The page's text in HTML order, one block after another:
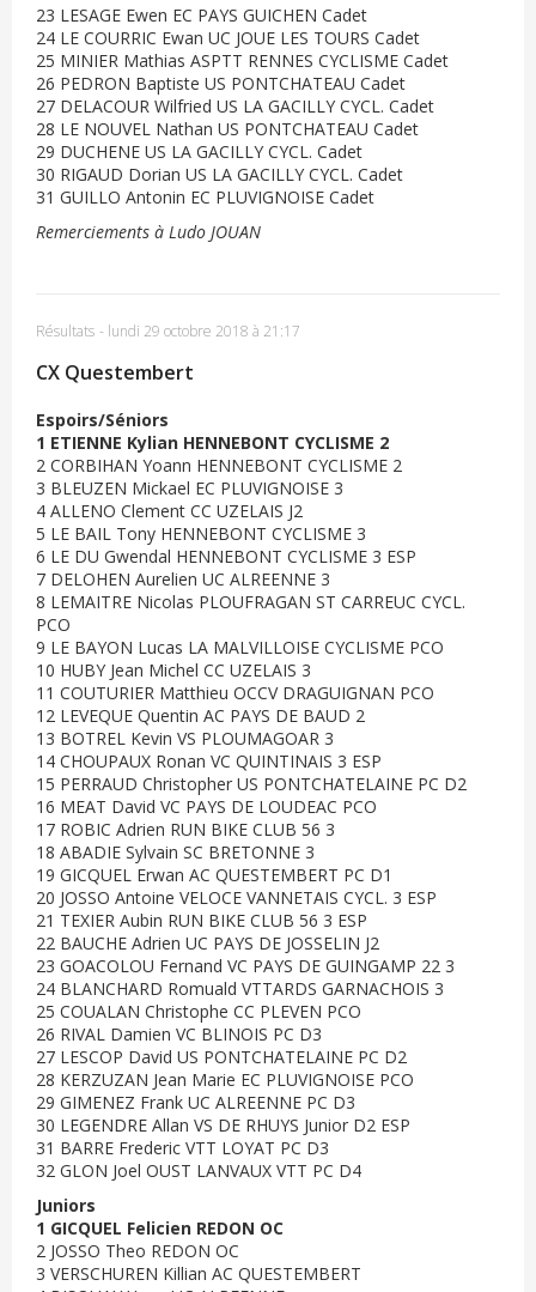
23 LESAGE Ewen EC PAYS GUICHEN Cadet
24 LE COURRIC Ewan UC JOUE LES TOURS Cadet
25 MINIER Mathias ASPTT RENNES CYCLISME Cadet
26 PEDRON Baptiste US PONTCHATEAU Cadet
27 DELACOUR Wilfried US LA GACILLY CYCL. Cadet
28 LE NOUVEL Nathan US PONTCHATEAU Cadet
29 DUCHENE US LA GACILLY CYCL. Cadet
30 RIGAUD Dorian US LA GACILLY CYCL. Cadet
31 GUILLO Antonin EC PLUVIGNOISE Cadet
Remerciements à Ludo JOUAN
Résultats - lundi 29 octobre 2018 à 21:17
CX Questembert
Espoirs/Séniors
1 ETIENNE Kylian HENNEBONT CYCLISME 2
2 CORBIHAN Yoann HENNEBONT CYCLISME 2
3 BLEUZEN Mickael EC PLUVIGNOISE 3
4 ALLENO Clement CC UZELAIS J2
5 LE BAIL Tony HENNEBONT CYCLISME 3
6 LE DU Gwendal HENNEBONT CYCLISME 3 ESP
7 DELOHEN Aurelien UC ALREENNE 3
8 LEMAITRE Nicolas PLOUFRAGAN ST CARREUC CYCL.
PCO
9 LE BAYON Lucas LA MALVILLOISE CYCLISME PCO
10 HUBY Jean Michel CC UZELAIS 3
11 COUTURIER Matthieu OCCV DRAGUIGNAN PCO
12 LEVEQUE Quentin AC PAYS DE BAUD 2
13 BOTREL Kevin VS PLOUMAGOAR 3
14 CHOUPAUX Ronan VC QUINTINAIS 3 ESP
15 PERRAUD Christopher US PONTCHATELAINE PC D2
16 MEAT David VC PAYS DE LOUDEAC PCO
17 ROBIC Adrien RUN BIKE CLUB 56 3
18 ABADIE Sylvain SC BRETONNE 3
19 GICQUEL Erwan AC QUESTEMBERT PC D1
20 JOSSO Antoine VELOCE VANNETAIS CYCL. 3 ESP
21 TEXIER Aubin RUN BIKE CLUB 56 3 ESP
22 BAUCHE Adrien UC PAYS DE JOSSELIN J2
23 GOACOLOU Fernand VC PAYS DE GUINGAMP 22 3
24 BLANCHARD Romuald VTTARDS GARNACHOIS 3
25 COUALAN Christophe CC PLEVEN PCO
26 RIVAL Damien VC BLINOIS PC D3
27 LESCOP David US PONTCHATELAINE PC D2
28 KERZUZAN Jean Marie EC PLUVIGNOISE PCO
29 GIMENEZ Frank UC ALREENNE PC D3
30 LEGENDRE Allan VS DE RHUYS Junior D2 ESP
31 BARRE Frederic VTT LOYAT PC D3
32 GLON Joel OUST LANVAUX VTT PC D4
Juniors
1 GICQUEL Felicien REDON OC
2 JOSSO Theo REDON OC
3 VERSCHUREN Killian AC QUESTEMBERT